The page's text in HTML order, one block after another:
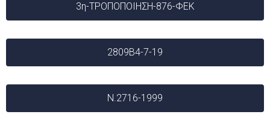
3η-ΤΡΟΠΟΠΟΙΗΣΗ-876-ΦΕΚ
2809B4-7-19
Ν.2716-1999